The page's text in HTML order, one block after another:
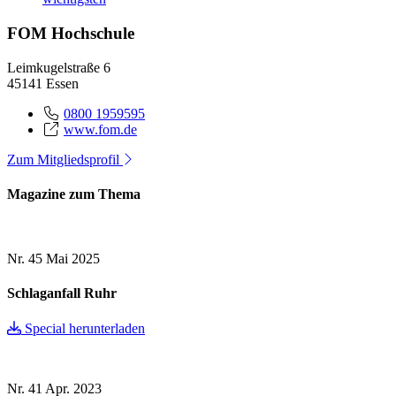
FOM Hochschule
Leimkugelstraße 6
45141 Essen
0800 1959595
www.fom.de
Zum Mitgliedsprofil
Magazine zum Thema
Nr. 45 Mai 2025
Schlaganfall Ruhr
Special herunterladen
Nr. 41 Apr. 2023